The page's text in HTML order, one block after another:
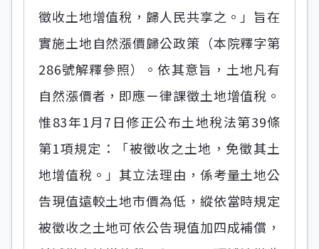
徵收土地增值稅，歸人民共享之。」旨在
實施土地自然漲價歸公政策（本院釋字第
286號解釋參照）。依其意旨，土地凡有
自然漲價者，即應ㄧ律課徵土地增值稅。
惟83年1月7日修正公布土地稅法第39條
第1項規定：「被徵收之土地，免徵其土
地增值稅。」其立法理由，係考量土地公
告現值遠較土地市價為低，縱依當時規定
被徵收之土地可依公告現值加四成補償，